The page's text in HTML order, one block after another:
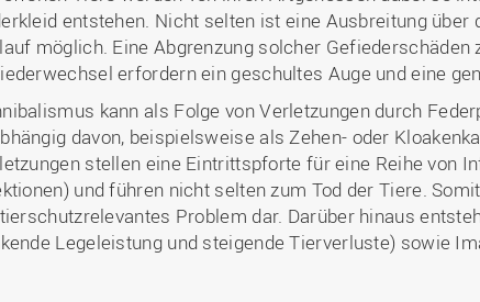
internationaler
(FIT) in Osnabrück
Career Services
in der
Center
EU-Hochschulbüro
Transfer in die
Personensuche
entstehen. Nicht selten ist eine Ausbreitung
möglich. Eine Abgrenzung solcher
erfordern ein geschultes Auge und eine
kann als Folge von Verletzungen durch
davon, beispielsweise als Zehen- oder
stellen eine Eintrittspforte für eine Reihe von
und führen nicht selten zum Tod der Tiere.
Problem dar. Darüber hinaus
Legeleistung und steigende Tierverluste) sowie